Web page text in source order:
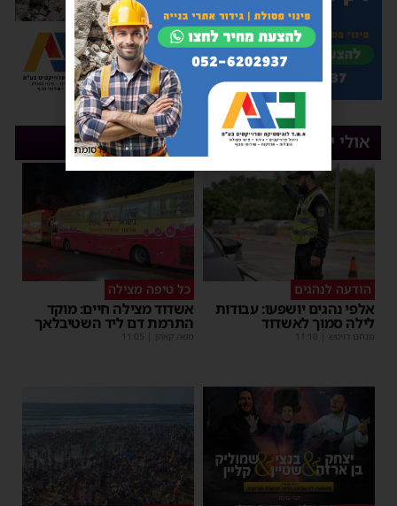
אולי יעניין אותך
הודעה לנהגים
אלפי נהגים יושפעו: עבודות
לילה סמוך לאשדוד
מנחם דויטש 11:10
כל טיפה מצילה
אשדוד מצילה חיים: מוקד
התרמת דם ליד השטיבלאך
משה קאהן 11:05
פרסומת